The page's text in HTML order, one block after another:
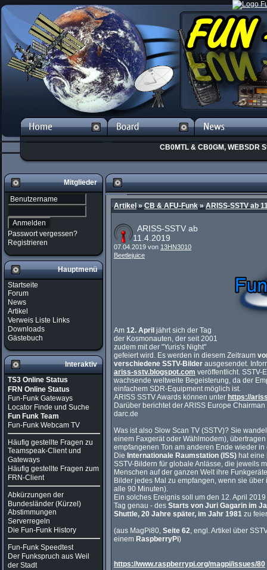
CB0MTL & CB0GM, WEBSDR
Mitglieder
Passwort vergessen?
Registrieren
Hauptmenü
Startseite
Forum
News
Artikel
Verweis Liste Links
Downloads
Gästebuch
Interaktiv
TS3 Online Status
FRN Online Status
Fun-Funk Gateways
Locator Finde und Suche
Fun Funk Team
Fun-Funk Webcam TV
Häufig gestellte Fragen zu
Teamspeak-Client und
Gateways
Häufig gestellte Fragen zum
FRN-Client
Abkürzungen der
Bundesländer (Kürzel)
Abstimmungen
Serverregeln
Die Fun-Funk History
Fun-Funk Speedtest
Der Funkspruch aus Weil
der Stadt
Artikel»CB & AFU-Funk»ARISS-SSTV ab
ARISS-SSTV ab
11.4.2019
07.04.2019 von 13HN3010
Beetlejuice
Am 12. April jährt sich der Tag
der Kosmonauten, der seit 2001
zudem mit der "Yuris's Night"
gefeiert wird. Es werden in diesem Zeitraum
verschiedene SSTV-Bilder ausgesendet.
ariss-sstv.blogspot.com veröffentlicht. SSTV-
wachsende weltweite Begeisterung, da der
einfachem SDR-Equipment möglich ist.
ARISS SSTV Awards können unter https://
Darüber berichtet der ARISS Europe
darc.de
Was ist also Slow Scan TV (SSTV)? Sie
einem Faxgerät oder Wählmodem),
empfangenen Ton am anderen Ende wieder in
Die Internationale Raumstation (ISS) hat
SSTV-Bildern für globale Anlässe, die jeweils
Menschen auf der ganzen Welt ihre
Bilder jedes Mal zu empfangen, wenn sie
alle 90 Minuten).
Ein solches Ereignis soll um den 12. April
Tag genau - des Starts von Juri Gagarin im
Shuttle, 20 Jahre später, im Jahr 1981 zu
(aus MagPi80, Seite 62, engl. Artikel über
einem RaspberryPi)
https://www.raspberrypi.org/magpi/issues/80